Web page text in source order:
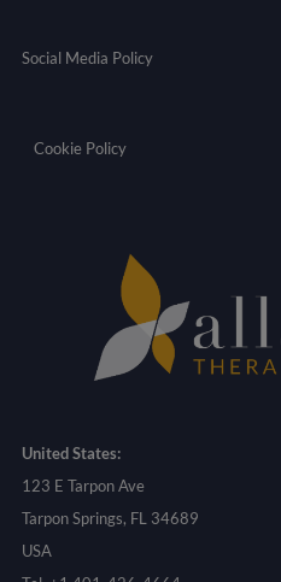
Social Media Policy
Cookie Policy
United States:
123 E Tarpon Ave
Tarpon Springs, FL 34689
USA